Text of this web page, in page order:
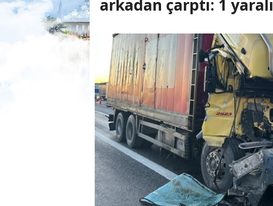
arkadan çarptı: 1 yaralı